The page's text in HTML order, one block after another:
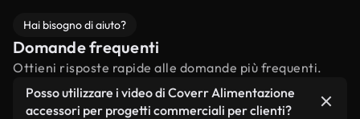
Hai bisogno di aiuto?
Domande frequenti
Ottieni risposte rapide alle domande più frequenti.
Posso utilizzare i video di Coverr Alimentazione
accessori per progetti commerciali per clienti?